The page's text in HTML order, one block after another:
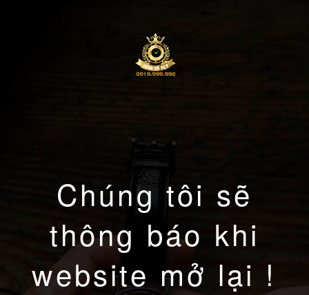
Chúng tôi sẽ
thông báo khi
website mở lại !